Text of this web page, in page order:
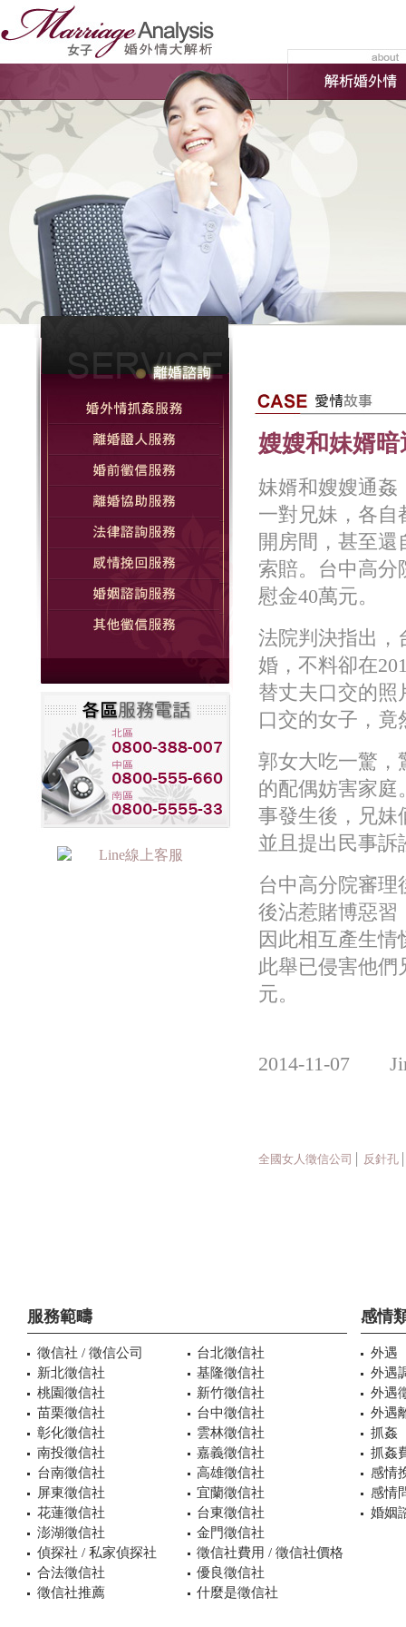
嫂嫂和妹婿
妹婿和嫂嫂通
一對兄妹，各自
開房間，甚至
索賠。台中高分
慰金40萬元。
法院判決指出，
婚，不料卻在
替丈夫口交的照
口交的女子，
郭女大吃一驚，
的配偶妨害家庭
事發生後，兄妹
並且提出民事訴
台中高分院審理
後沾惹賭博惡習
因此相互產生
此舉已侵害他們
元。
2014-11-07
全國女人徵信公司 反針孔
服務範疇
徵信社 / 徵信公司
台北徵信社
新北徵信社
基隆徵信社
桃園徵信社
新竹徵信社
苗栗徵信社
台中徵信社
彰化徵信社
雲林徵信社
南投徵信社
嘉義徵信社
台南徵信社
高雄徵信社
屏東徵信社
宜蘭徵信社
花蓮徵信社
台東徵信社
澎湖徵信社
金門徵信社
偵探社 / 私家偵探社
徵信社費用 / 徵信社價格
合法徵信社
優良徵信社
徵信社推薦
什麼是徵信社
感情
外遇
外遇
外遇
外遇
抓姦
抓姦
感情
感情
婚姻